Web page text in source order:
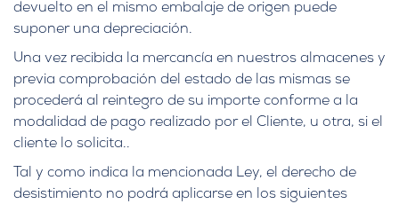
devuelto en el mismo embalaje de origen puede
suponer una depreciación.
Una vez recibida la mercancía en nuestros almacenes y
previa comprobación del estado de las mismas se
procederá al reintegro de su importe conforme a la
modalidad de pago realizado por el Cliente, u otra, si el
cliente lo solicita..
Tal y como indica la mencionada Ley, el derecho de
desistimiento no podrá aplicarse en los siguientes